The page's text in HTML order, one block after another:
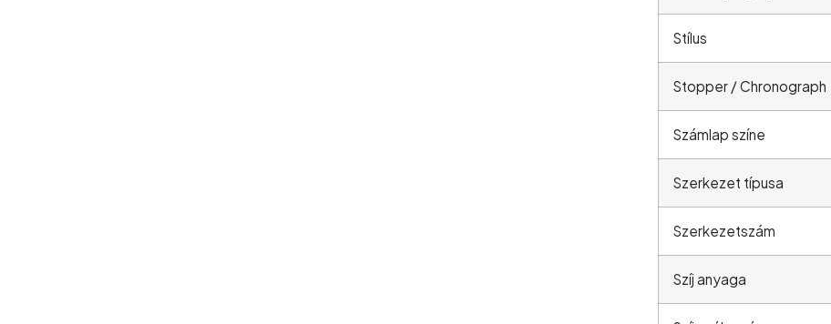
Stílus
Stopper / Chronograph
Számlap színe
Szerkezet típusa
Szerkezetszám
Szíj anyaga